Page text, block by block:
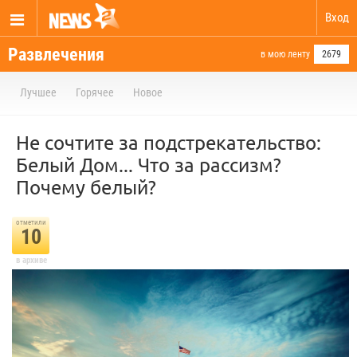
Вход
Развлечения в мою ленту 2679
Лучшее Горячее Новое
Не сочтите за подстрекательство:
Белый Дом... Что за рассизм?
Почему белый?
отметили
10
в архиве